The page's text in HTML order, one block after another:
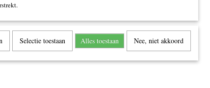
Selectie toestaan Alles toestaan Nee, niet akkoord